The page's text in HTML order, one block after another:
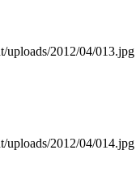
uploads/2012/04/013.jpg
uploads/2012/04/014.jpg